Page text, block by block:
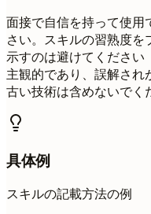
面接で自信を持って使用
さい。スキルの習熟度
示すのは避けてくださ
主観的であり、誤解され
古い技術は含めないでく
具体例
スキルの記載方法の例